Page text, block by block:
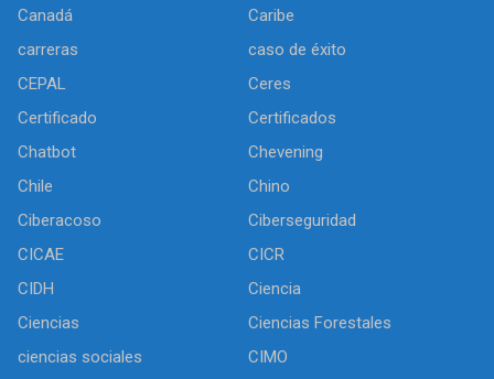
Canadá
Caribe
carreras
caso de éxito
CEPAL
Ceres
Certificado
Certificados
Chatbot
Chevening
Chile
Chino
Ciberacoso
Ciberseguridad
CICAE
CICR
CIDH
Ciencia
Ciencias
Ciencias Forestales
ciencias sociales
CIMO